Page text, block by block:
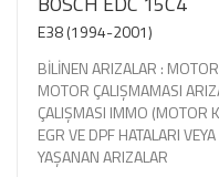
E38 (1994-2001)
BİLİNEN ARIZALAR :
MOTOR ÇALIŞMAMASI
ÇALIŞMASI IMMO (MOTOR
EGR VE DPF HATALARI
YAŞANAN ARIZALAR